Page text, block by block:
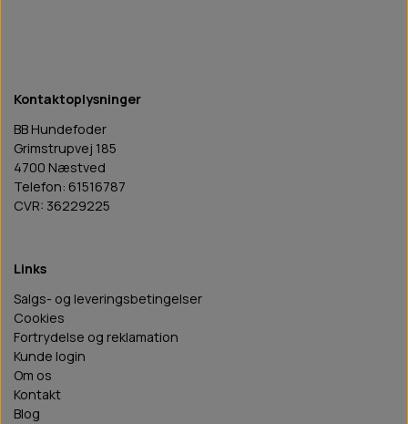
Kontaktoplysninger
BB Hundefoder
Grimstrupvej 185
4700 Næstved
Telefon: 61516787
CVR: 36229225
Links
Salgs- og leveringsbetingelser
Cookies
Fortrydelse og reklamation
Kunde login
Om os
Kontakt
Blog